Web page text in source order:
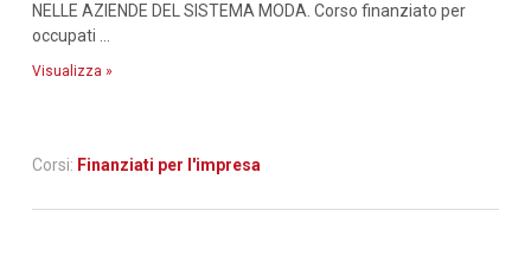
NELLE AZIENDE DEL SISTEMA MODA. Corso finanziato per
occupati ...
Visualizza »
Corsi: Finanziati per l'impresa